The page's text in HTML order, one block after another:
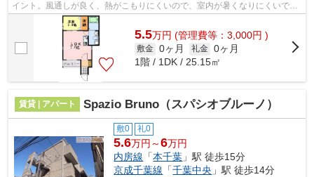
イント。風通しが良く、熱がこもりにくいので、室内が暑くなりにくいで
す。こちらは初期費用をカードでお支払い...
5.5万円 (管理費等：3,000円 )
敷金 0ヶ月 礼金 0ヶ月
1階 / 1DK / 25.15㎡
賃貸 | アパート Spazio Bruno（スパシオブルーノ）
敷0 礼0
5.6万円～6万円
内房線 「本千葉 」駅 徒歩15分
京成千葉線 「千葉中央 」駅 徒歩14分